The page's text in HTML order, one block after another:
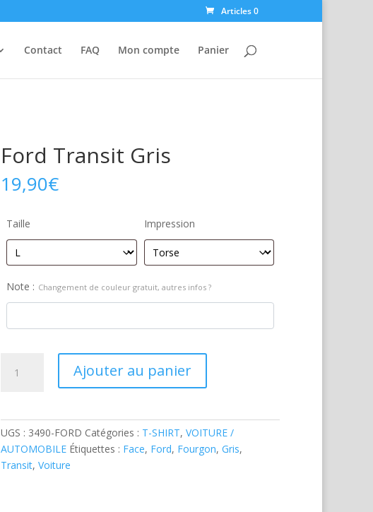
Articles 0
Contact FAQ Mon compte Panier
Ford Transit Gris
19,90€
Taille Impression
Note : Changement de couleur gratuit, autres infos ?
Ajouter au panier
UGS : 3490-FORD Catégories : T-SHIRT,VOITURE /
AUTOMOBILE Étiquettes : Face, Ford, Fourgon,Gris,
Transit,Voiture